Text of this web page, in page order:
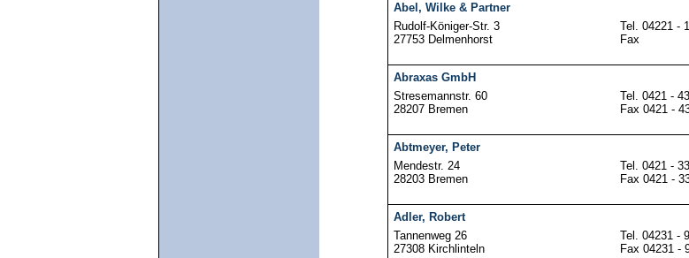
Abel, Wilke & Partner
Rudolf-Königer-Str. 3
27753 Delmenhorst
Tel. 04221 -
Fax
Abraxas GmbH
Stresemannstr. 60
28207 Bremen
Tel. 0421 -
Fax 0421 -
Abtmeyer, Peter
Mendestr. 24
28203 Bremen
Tel. 0421 -
Fax 0421 -
Adler, Robert
Tannenweg 26
27308 Kirchlinteln
Tel. 04231 -
Fax 04231 -